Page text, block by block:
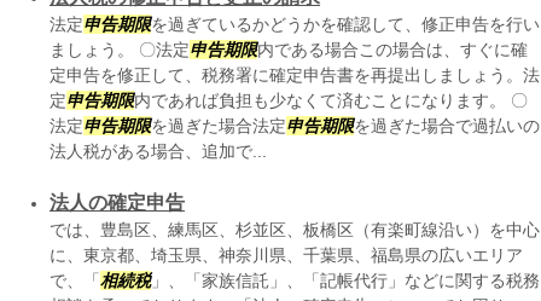
法定申告期限を過ぎているかどうかを確認して、修正申告を行い
ましょう。 〇法定申告期限内である場合この場合は、すぐに確
定申告を修正して、税務署に確定申告書を再提出しましょう。法
定申告期限内であれば負担も少なくて済むことになります。 〇
法定申告期限を過ぎた場合法定申告期限を過ぎた場合で過払いの
法人税がある場合、追加で...
法人の確定申告
では、豊島区、練馬区、杉並区、板橋区（有楽町線沿い）を中心
に、東京都、埼玉県、神奈川県、千葉県、福島県の広いエリア
で、「 相続税」、「家族信託」、「記帳代行」などに関する税務